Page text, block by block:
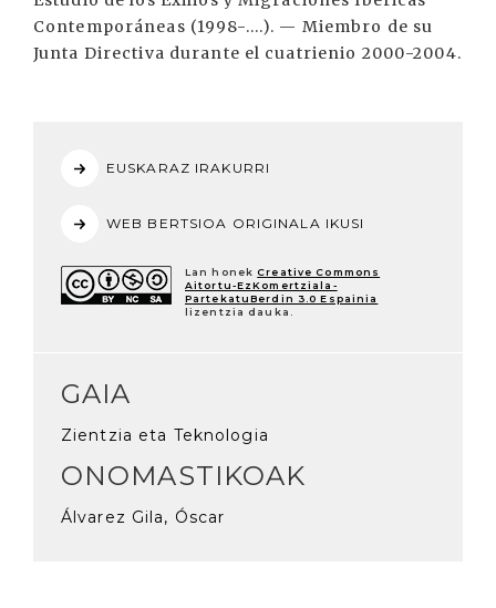
Contemporáneas (1998-....). — Miembro de su
Junta Directiva durante el cuatrienio 2000-2004.
EUSKARAZ IRAKURRI
WEB BERTSIOA ORIGINALA IKUSI
Lan honek Creative Commons
Aitortu-EzKomertziala-
PartekatuBerdin 3.0 Espainia
lizentzia dauka.
GAIA
Zientzia eta Teknologia
ONOMASTIKOAK
Álvarez Gila, Óscar